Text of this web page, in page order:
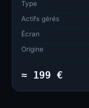
Type
Actifs gérés
Écran
Origine
≈ 199 €